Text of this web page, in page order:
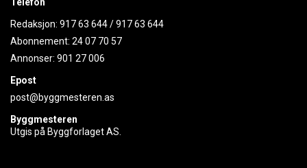
Telefon
Redaksjon: 917 63 644/917 63 644
Abonnement: 24 07 70 57
Annonser: 901 27 006
Epost
post@byggmesteren.as
Byggmesteren
Utgis på Byggforlaget AS.